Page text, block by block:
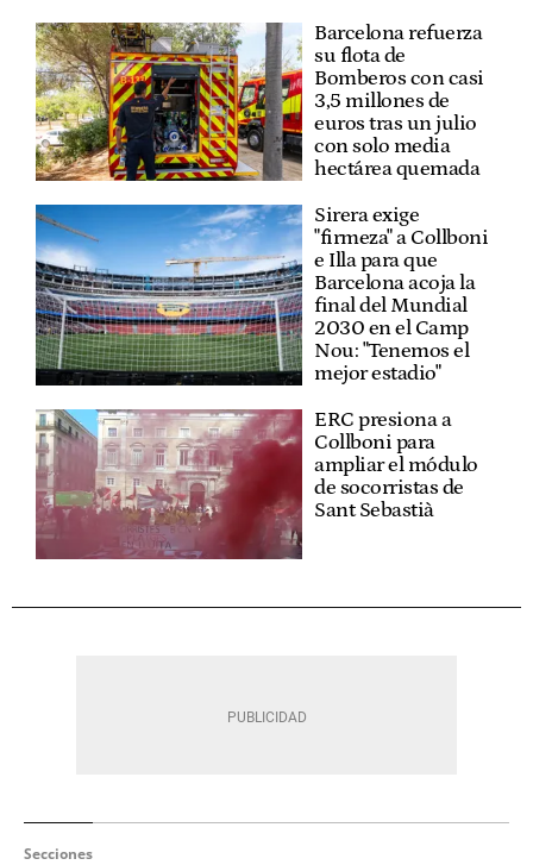
Barcelona refuerza
su flota de
Bomberos con casi
3,5 millones de
euros tras un julio
con solo media
hectárea quemada
Sirera exige
"firmeza" a Collboni
e Illa para que
Barcelona acoja la
final del Mundial
2030 en el Camp
Nou: "Tenemos el
mejor estadio"
ERC presiona a
Collboni para
ampliar el módulo
de socorristas de
Sant Sebastià
Secciones